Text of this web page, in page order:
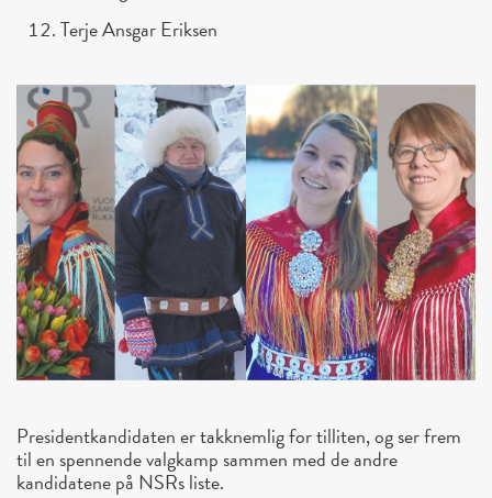
Terje Ansgar Eriksen
Presidentkandidaten er takknemlig for tilliten, og ser frem
til en spennende valgkamp sammen med de andre
kandidatene på NSRs liste.